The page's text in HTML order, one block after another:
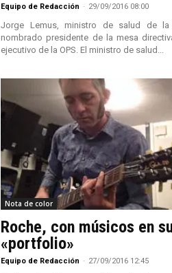
Equipo de Redacción - 29/09/2016 08:00
Jorge Lemus, ministro de salud de
nombrado presidente de la mesa
ejecutivo de la OPS. El ministro de salud...
Nota de color
Roche, con músicos en
«portfolio»
Equipo de Redacción - 27/09/2016 12:45